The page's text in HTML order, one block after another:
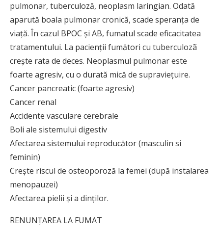
pulmonar, tuberculoză, neoplasm laringian. Odată
aparută boala pulmonar cronică, scade speranța de
viață. În cazul BPOC și AB, fumatul scade eficacitatea
tratamentului. La pacienții fumători cu tuberculozã
crește rata de deces. Neoplasmul pulmonar este
foarte agresiv, cu o durată mică de supraviețuire.
Cancer pancreatic (foarte agresiv)
Cancer renal
Accidente vasculare cerebrale
Boli ale sistemului digestiv
Afectarea sistemului reproducător (masculin si
feminin)
Crește riscul de osteoporoză la femei (după instalarea
menopauzei)
Afectarea pielii și a dinților.
RENUNȚAREA LA FUMAT